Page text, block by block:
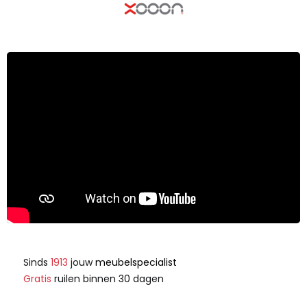
Sinds 1913 jouwmeubelspecialist
Gratis ruilen binnen 30 dagen